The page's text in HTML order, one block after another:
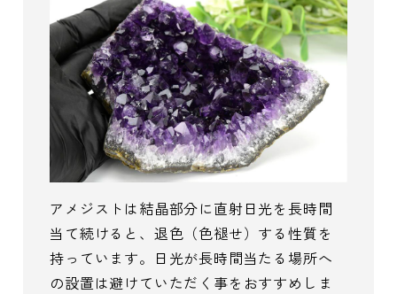
アメジストは結晶部分に直射日光を長時間
当て続けると、退色（色褪せ）する性質を
持っています。日光が長時間当たる場所へ
の設置は避けていただく事をおすすめしま